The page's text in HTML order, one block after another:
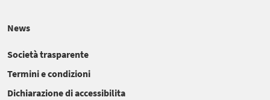
News
Società trasparente
Termini e condizioni
Dichiarazione di accessibilita